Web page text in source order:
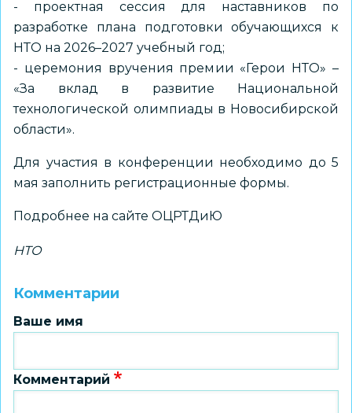
- проектная сессия для наставников по
разработке плана подготовки обучающихся к
НТО на 2026–2027 учебный год;
- церемония вручения премии «Герои НТО» –
«За вклад в развитие Национальной
технологической олимпиады в Новосибирской
области».
Для участия в конференции необходимо до 5
мая заполнить регистрационные формы.
Подробнее на сайте ОЦРТДиЮ
НТО
Комментарии
Ваше имя
Комментарий